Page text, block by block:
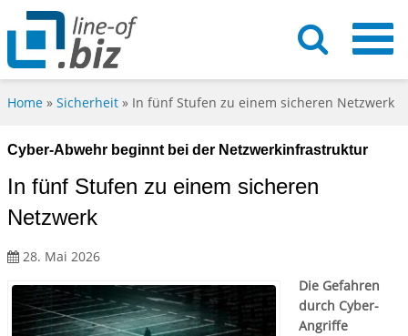
Home » Sicherheit » In fünf Stufen zu einem sicheren Netzwerk
Cyber-Abwehr beginnt bei der Netzwerkinfrastruktur
In fünf Stufen zu einem sicheren
Netzwerk
28. Mai 2026
Die Gefahren
durch Cyber-
Angriffe